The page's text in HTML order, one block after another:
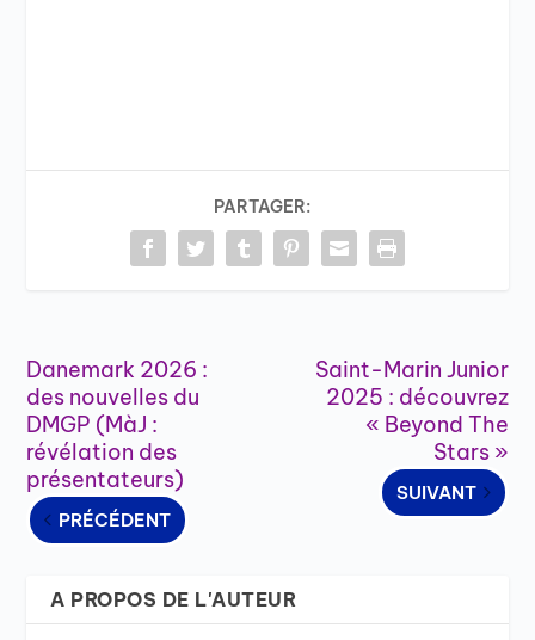
PARTAGER:
Danemark 2026 :
des nouvelles du
DMGP (MàJ :
révélation des
présentateurs)
PRÉCÉDENT
Saint-Marin Junior
2025 : découvrez
« Beyond The
Stars »
SUIVANT
A PROPOS DE L'AUTEUR